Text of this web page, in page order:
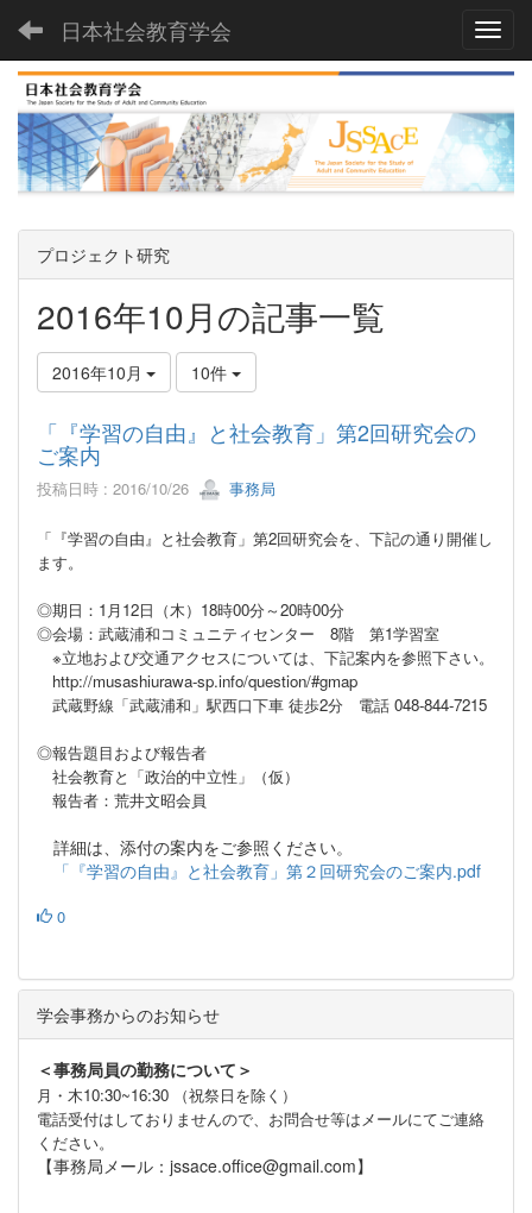
日本社会教育学会
プロジェクト研究
2016年10月の記事一覧
2016年10月 10件
「『学習の自由』と社会教育」第2回研究会の
ご案内
投稿日時 : 2016/10/26 事務局
「『学習の自由』と社会教育」第2回研究会を、下記の通り開催し
ます。
◎期日： 1 月 12日（木） 18時00分～20時00分
◎会場：武蔵浦和コミュニティセンター 8階 第1学習室
※立地および交通アクセスについては、下記案内を参照下さい。
http://musashiurawa-sp.info/question/#gmap
武蔵野線「武蔵浦和」駅西口下車 徒歩2分 電話 048-844-7215
◎報告題目および報告者
社会教育と「政治的中立性」（仮）
報告者：荒井文昭会員
詳細は、添付の案内をご参照ください。
「『学習の自由』と社会教育」第２回研究会のご案内.pdf
0
学会事務からのお知らせ
＜事務局員の勤務について＞
月・木10:30~16:30 （祝祭日を除く）
電話受付はしておりませんので、お問合せ等はメールにてご連絡
ください。
【事務局メール：jssace.office@gmail.com】